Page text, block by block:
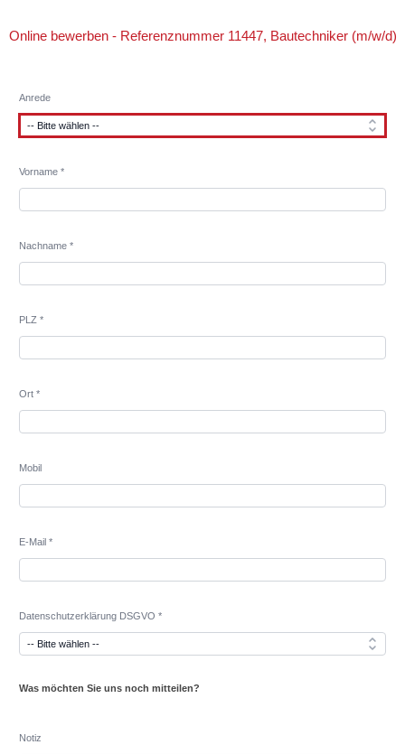
Online bewerben - Referenznummer 11447, Bautechniker (m/w/d)
Anrede
Vorname *
Nachname *
PLZ *
Ort *
Mobil
E-Mail *
Datenschutzerklärung DSGVO *
Was möchten Sie uns noch mitteilen?
Notiz